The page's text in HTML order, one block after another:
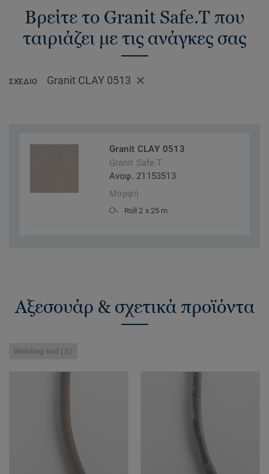
Βρείτε το Granit Safe.T που
ταιριάζει με τις ανάγκες σας
ΣΧΈΔΙΟ Granit CLAY 0513
Granit CLAY 0513
Granit Safe.T
Αναφ. 21153513
Μορφή
Roll 2 x 25 m
Αξεσουάρ & σχετικά προϊόντα
Welding rod (2)